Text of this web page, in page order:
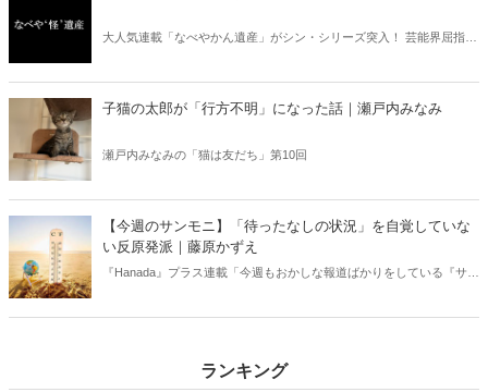
大人気連載「なべやかん遺産」がシン・シリーズ突入！ 芸能界屈指の
信じるか信じないかは、あなた次第！ 芸能ニュース
子猫の太郎が「行方不明」になった話｜瀬戸内みなみ
瀬戸内みなみの「猫は友だち」第10回
【今週のサンモニ】「待ったなしの状況」を自覚していな
い反原発派｜藤原かずえ
『Hanada』プラス連載「今週もおかしな報道ばかりをしている『サン
ランキング